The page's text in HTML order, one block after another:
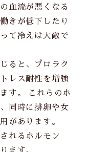
血流が悪くなる
きが低下したり
て冷えは大敵で
ると、プロラク
レス耐性を増強
す。 これらのホ
同時に排卵や女
があります。
れるホルモン
ます。